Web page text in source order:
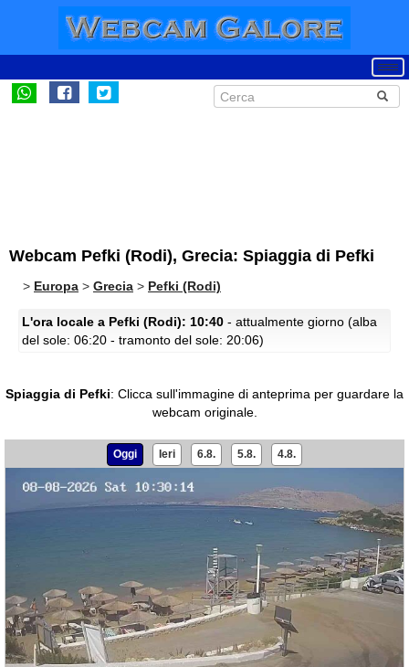
Webcam Pefki (Rodi), Grecia: Spiaggia di Pefki
> Europa > Grecia > Pefki (Rodi)
L'ora locale a Pefki (Rodi): 10:40 - attualmente giorno (alba
del sole: 06:20 - tramonto del sole: 20:06)
Spiaggia di Pefki: Clicca sull'immagine di anteprima per guardare la
webcam originale.
Oggi Ieri 6.8. 5.8. 4.8.